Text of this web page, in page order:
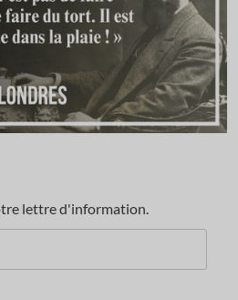
lettre d'information.